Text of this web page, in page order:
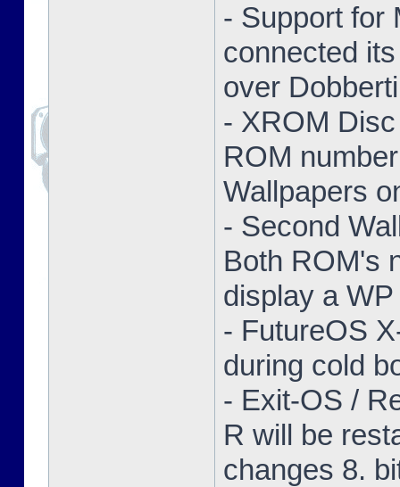
- Support for
connected
over
- XROM
ROM
Wallpapers
- Second
Both ROM's
display a
- FutureOS
during cold
- Exit-OS /
R will be
changes 8.